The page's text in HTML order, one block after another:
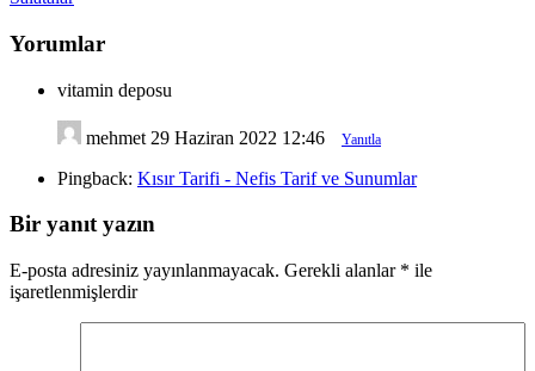
Yorumlar
vitamin deposu
mehmet 29 Haziran 2022 12:46 Yanıtla
Pingback: Kısır Tarifi - Nefis Tarif ve Sunumlar
Bir yanıt yazın
E-posta adresiniz yayınlanmayacak. Gerekli alanlar * ile
işaretlenmişlerdir